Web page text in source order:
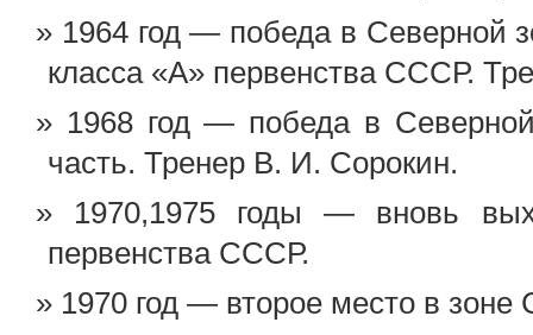
1964 год — победа в Северной
класса «А» первенства СССР.
1968 год — победа в
часть. Тренер В. И. Сорокин.
1970,1975 годы — вновь
первенства СССР.
1970 год — второе место в зоне